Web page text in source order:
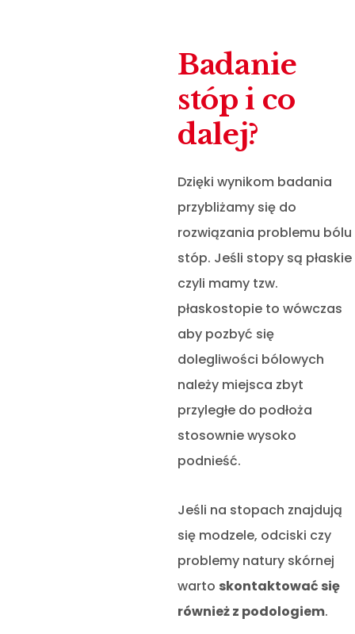
Badanie
stóp i co
dalej?
Dzięki wynikom badania
przybliżamy się do
rozwiązania problemu bólu
stóp. Jeśli stopy są płaskie
czyli mamy tzw.
płaskostopie to wówczas
aby pozbyć się
dolegliwości bólowych
należy miejsca zbyt
przyległe do podłoża
stosownie wysoko
podnieść.
Jeśli na stopach znajdują
się modzele, odciski czy
problemy natury skórnej
warto skontaktować się
również z podologiem.